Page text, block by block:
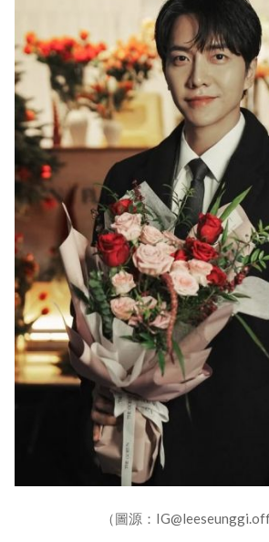
（圖源：